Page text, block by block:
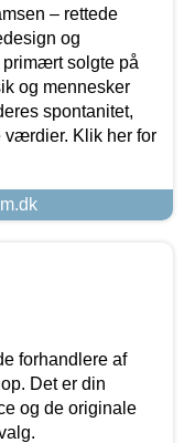
– rettede
og
primært solgte på
og mennesker
spontanitet,
værdier. Klik her for
forhandlere af
Det er din
og de originale